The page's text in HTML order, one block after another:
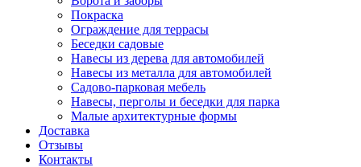
Покраска
Ограждение для террасы
Беседки садовые
Навесы из дерева для автомобилей
Навесы из металла для автомобилей
Садово-парковая мебель
Навесы, перголы и беседки для парка
Малые архитектурные формы
Доставка
Отзывы
Контакты